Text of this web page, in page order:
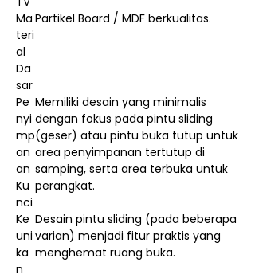
Ma
teri
al
Da
sar
Partikel Board / MDF berkualitas.
Pe
nyi
mp
an
an
Ku
nci
Memiliki desain yang minimalis
dengan fokus pada pintu sliding
(geser) atau pintu buka tutup untuk
area penyimpanan tertutup di
samping, serta area terbuka untuk
perangkat.
Ke
uni
ka
n
Desain pintu sliding (pada beberapa
varian) menjadi fitur praktis yang
menghemat ruang buka.